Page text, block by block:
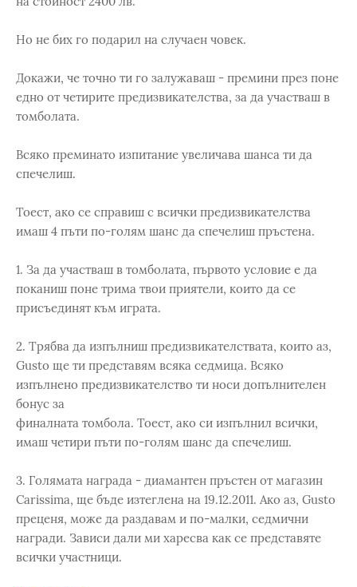
Но не бих го подарил на случаен човек.
Докажи, че точно ти го залужаваш - премини през поне
едно от четирите предизвикателства, за да участваш в
томболата.
Всяко преминато изпитание увеличава шанса ти да
спечелиш.
Тоест, ако се справиш с всички предизвикателства
имаш 4 пъти по-голям шанс да спечелиш пръстена.
1. За да участваш в томболата, първото условие е да
поканиш поне трима твои приятели, които да се
присъединят към играта.
2. Трябва да изпълниш предизвикателствата, които аз,
Gusto ще ти представям всяка седмица. Всяко
изпълнено предизвикателство ти носи допълнителен
бонус за
финалната томбола. Тоест, ако си изпълнил всички,
имаш четири пъти по-голям шанс да спечелиш.
3. Голямата награда - диамантен пръстен от магазин
Carissima, ще бъде изтеглена на 19.12.2011. Ако аз, Gusto
преценя, може да раздавам и по-малки, седмични
награди. Зависи дали ми харесва как се представяте
всички участници.